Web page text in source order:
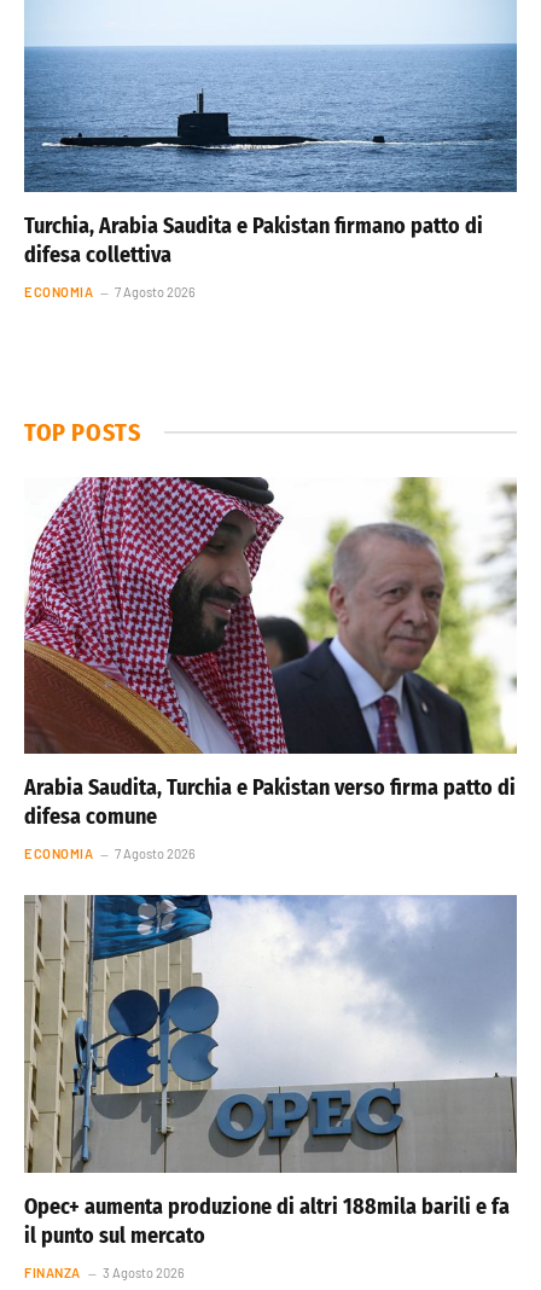
Turchia, Arabia Saudita e Pakistan firmano patto di
difesa collettiva
ECONOMIA 7 Agosto 2026
TOP POSTS
Arabia Saudita, Turchia e Pakistan verso firma patto di
difesa comune
ECONOMIA 7 Agosto 2026
Opec+ aumenta produzione di altri 188mila barili e fa
il punto sul mercato
FINANZA 3 Agosto 2026